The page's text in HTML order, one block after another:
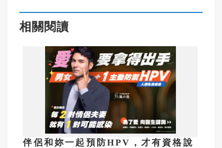
相關閱讀
伴侶和妳一起預防HPV，才有資格說